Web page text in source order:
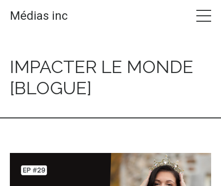
Médias inc
IMPACTER LE MONDE
[BLOGUE]